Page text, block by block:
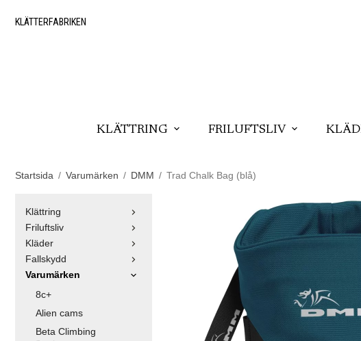
KLÄTTERFABRIKEN
KLÄTTRING FRILUFTSLIV
Startsida / Varumärken / DMM / Trad Chalk Bag (blå)
Klättring
Friluftsliv
Kläder
Fallskydd
Varumärken
8c+
Alien cams
Beta Climbing